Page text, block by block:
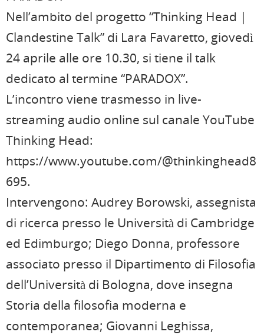
Nell’ambito del progetto “Thinking Head |
Clandestine Talk” di Lara Favaretto, giovedì
24 aprile alle ore 10.30, si tiene il talk
dedicato al termine “PARADOX”.
L’incontro viene trasmesso in live-
streaming audio online sul canale YouTube
Thinking Head:
https://www.youtube.com/@thinkinghead8
695.
Intervengono: Audrey Borowski, assegnista
di ricerca presso le Università di Cambridge
ed Edimburgo; Diego Donna, professore
associato presso il Dipartimento di Filosofia
dell’Università di Bologna, dove insegna
Storia della filosofia moderna e
contemporanea; Giovanni Leghissa,